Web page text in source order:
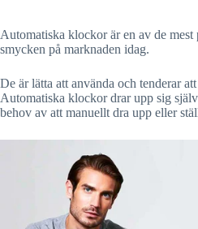
Automatiska klockor är en av de mest
smycken på marknaden idag.
De är lätta att använda och tenderar
Automatiska klockor drar upp sig
behov av att manuellt dra upp eller